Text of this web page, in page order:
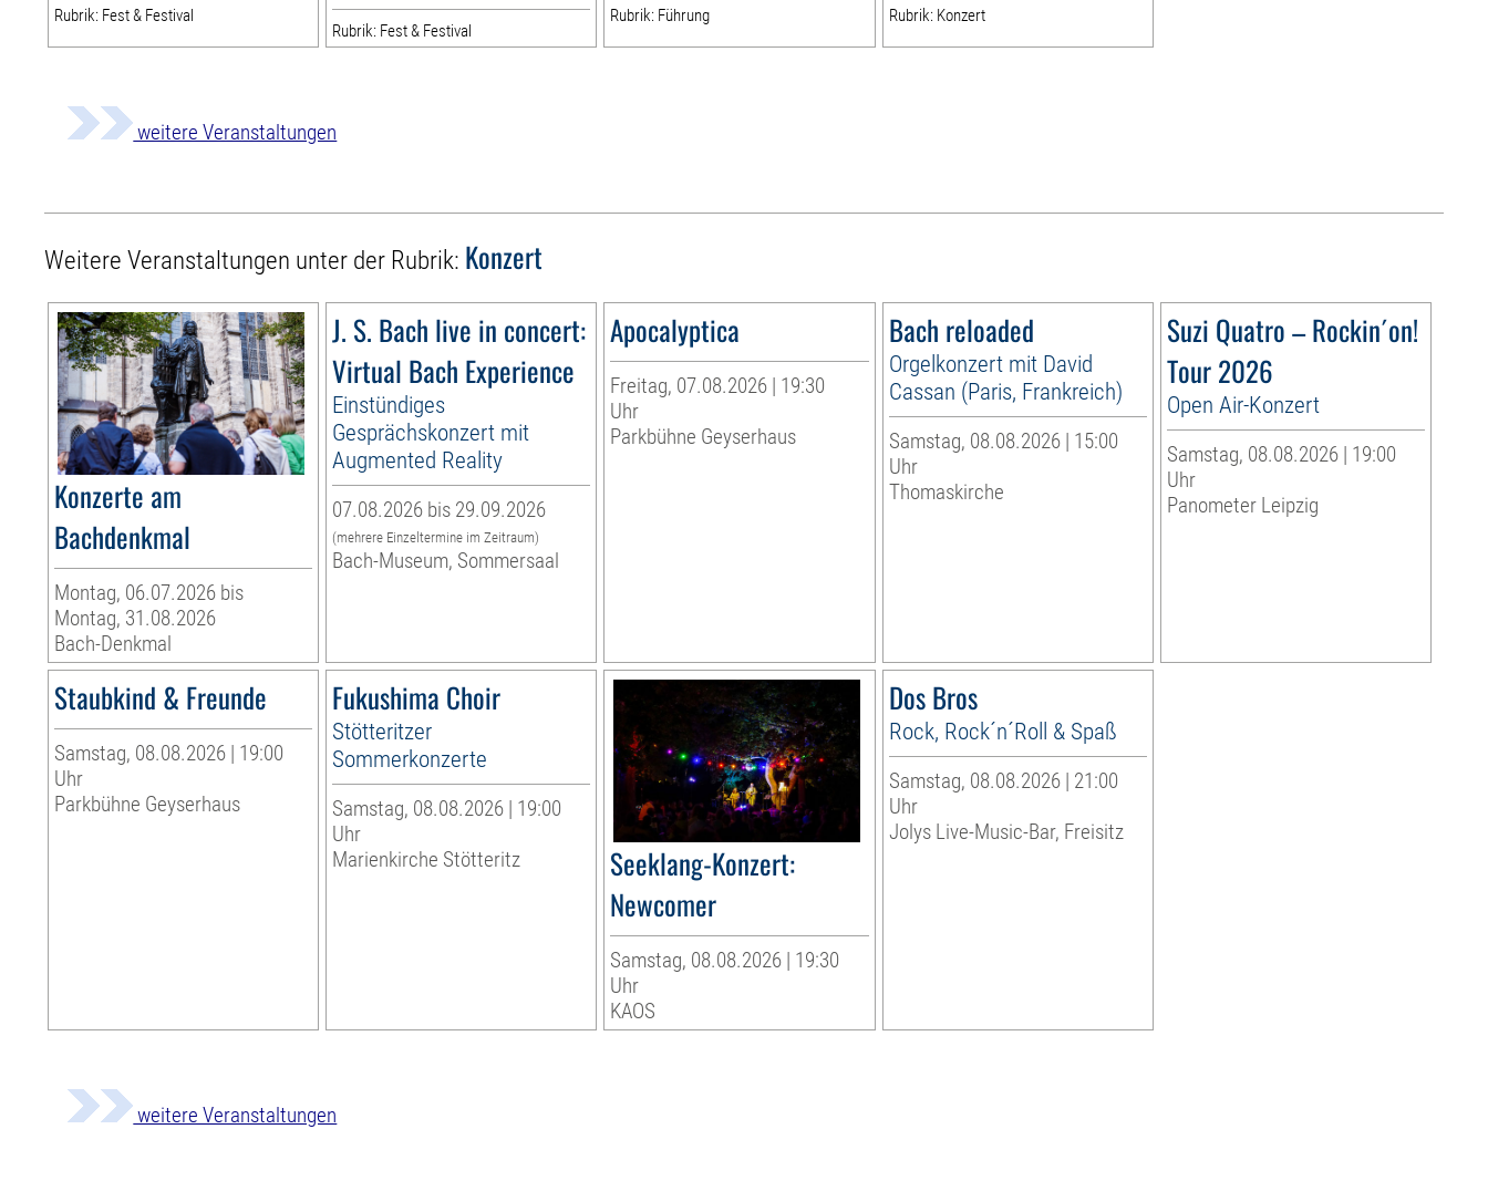
Rubrik: Fest & Festival
Rubrik: Fest & Festival
Rubrik: Führung Rubrik: Konzert
weitere Veranstaltungen
Weitere Veranstaltungen unter der Rubrik: Konzert
Konzerte am
Bachdenkmal
Montag, 06.07.2026 bis
Montag, 31.08.2026
Bach-Denkmal
J. S. Bach live in concert:
Virtual Bach Experience
Einstündiges
Gesprächskonzert mit
Augmented Reality
07.08.2026 bis 29.09.2026
(mehrere Einzeltermine im Zeitraum)
Bach-Museum, Sommersaal
Apocalyptica
Freitag, 07.08.2026 | 19:30
Uhr
Parkbühne Geyserhaus
Bach reloaded
Orgelkonzert mit David
Cassan (Paris, Frankreich)
Samstag, 08.08.2026 | 15:00
Uhr
Thomaskirche
Suzi Quatro – Rockin´on!
Tour 2026
Open Air-Konzert
Samstag, 08.08.2026 | 19:00
Uhr
Panometer Leipzig
Staubkind & Freunde
Samstag, 08.08.2026 | 19:00
Uhr
Parkbühne Geyserhaus
Fukushima Choir
Stötteritzer
Sommerkonzerte
Samstag, 08.08.2026 | 19:00
Uhr
Marienkirche Stötteritz
Seeklang-Konzert:
Newcomer
Samstag, 08.08.2026 | 19:30
Uhr
KAOS
Dos Bros
Rock, Rock´n´Roll & Spaß
Samstag, 08.08.2026 | 21:00
Uhr
Jolys Live-Music-Bar, Freisitz
weitere Veranstaltungen